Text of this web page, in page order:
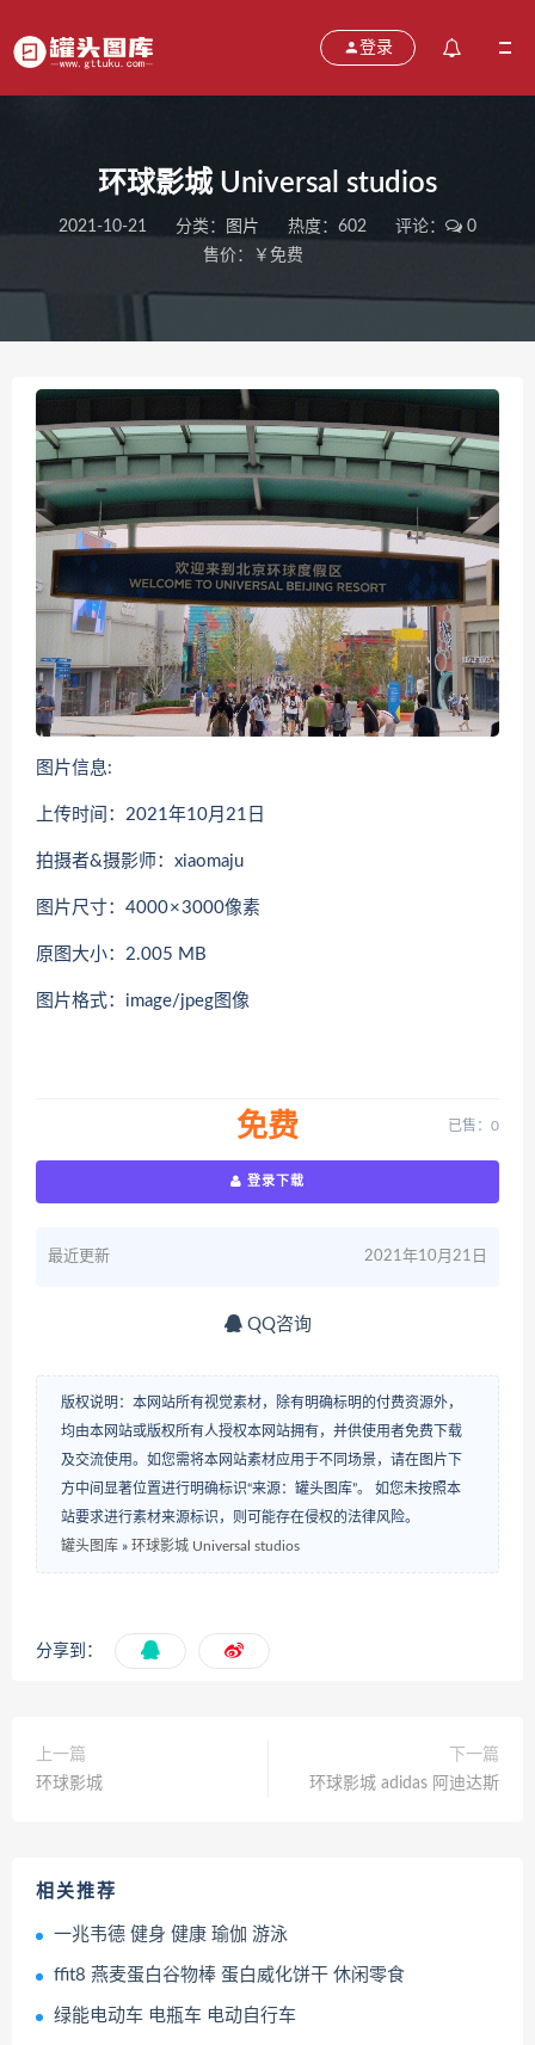
登录
环球影城 Universal studios
2021-10-21 分类： 图片 热度：602 评论：
0
售价：￥免费
图片信息:
上传时间：2021年10月21日
拍摄者&摄影师：xiaomaju
图片尺寸：4000 × 3000像素
原图大小：2.005 MB
图片格式：image/jpeg图像
免费 已售：0
登录下载
最近更新 2021年10月21日
QQ咨询
版权说明：本网站所有视觉素材，除有明确标明的付费资源外，
均由本网站或版权所有人授权本网站拥有，并供使用者免费下载
及交流使用。如您需将本网站素材应用于不同场景，请在图片下
方中间显著位置进行明确标识“来源：罐头图库”。 如您未按照本
站要求进行素材来源标识，则可能存在侵权的法律风险。
罐头图库 » 环球影城 Universal studios
分享到：
上一篇
环球影城
下一篇
环球影城 adidas 阿迪达斯
相关推荐
一兆韦德 健身 健康 瑜伽 游泳
ffit8 燕麦蛋白谷物棒 蛋白威化饼干 休闲零食
绿能电动车 电瓶车 电动自行车